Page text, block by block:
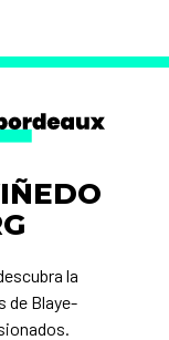
la
de Blaye-